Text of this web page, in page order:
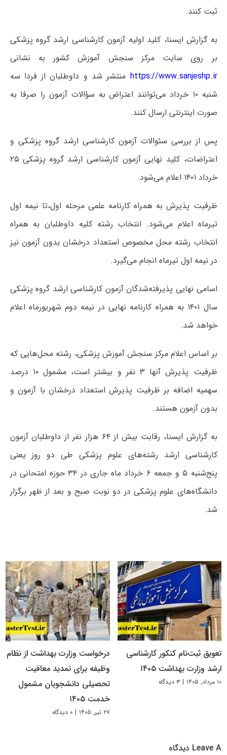
ثبت کنند.
به گزارش ایسنا، کلید اولیه آزمون کارشناسی ارشد گروه پزشکی
بر روی سایت مرکز سنجش آموزش کشور به نشانی
https://www.sanjeshp.ir منتشر شد و داوطلبان از فردا سه
شنبه ۱۰ خرداد می‌توانند اعتراض به سؤالات آزمون را صرفا به
صورت اینترنتی ارسال کنند.
پس از بررسی سئوالات آزمون کارشناسی ارشد گروه پزشکی و
اعتراضات، کلید نهایی آزمون کارشناسی ارشد گروه پزشکی ۲۵
خرداد ۱۴۰۱ اعلام می‌شود.
ظرفیت پذیرش به همراه کارنامه علمی مرحله اول،تا نیمه اول
تیرماه اعلام می‌شود. انتخاب رشته کلیه داوطلبان به همراه
انتخاب رشته محل مخصوص استعداد درخشان بدون آزمون نیز
در نیمه اول تیرماه انجام می‌گیرد.
اسامی نهایی پذیرفته‌شدگان آزمون کارشناسی ارشد گروه پزشکی
سال ۱۴۰۱ به همراه کارنامه نهایی در نیمه دوم شهریورماه اعلام
خواهد شد.
بر اساس اعلام مرکز سنجش آموزش پزشکی، رشته محل‌هایی که
ظرفیت پذیرش آنها ۳ نفر و بیشتر است، مشمول ۱۰ درصد
سهمیه اضافه بر ظرفیت پذیرش استعداد درخشان با آزمون و
بدون آزمون هستند.
به گزارش ایسنا، رقابت بیش از ۶۴ هزار نفر از داوطلبان آزمون
کارشناسی ارشد رشته‌های علوم پزشکی طی دو روز یعنی
پنج‌شنبه ۵ و جمعه ۶ خرداد ماه جاری در ۳۴ حوزه امتحانی در
دانشگاه‌های علوم پزشکی در دو نوبت صبح و بعد از ظهر برگزار
شد.
تعویق ثبت‌نام کنکور کارشناسی
ارشد وزارت بهداشت ۱۴۰۵
۱۰ مرداد, ۱۴۰۵ | ۳ دیدگاه
درخواست وزارت بهداشت از نظام
وظیفه برای تمدید معافیت
تحصیلی دانشجویان مشمول
خدمت ۱۴۰۵
۲۷ تیر, ۱۴۰۵ | ۰ دیدگاه
Leave A دیدگاه